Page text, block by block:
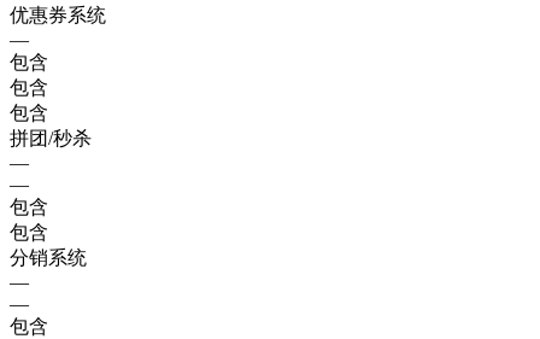
优惠券系统
—
包含
包含
包含
拼团/秒杀
—
—
包含
包含
分销系统
—
—
包含